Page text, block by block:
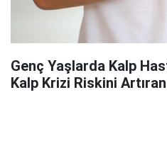
Genç Yaşlarda Kalp
Kalp Krizi Riskini